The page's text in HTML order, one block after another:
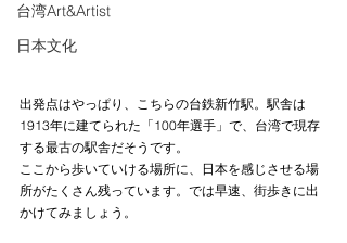
台湾Art&Artist
日本文化
出発点はやっぱり、こちらの台鉄新竹駅。駅舎は
1913年に建てられた「100年選手」で、台湾で現存
する最古の駅舎だそうです。
ここから歩いていける場所に、日本を感じさせる場
所がたくさん残っています。では早速、街歩きに出
かけてみましょう。